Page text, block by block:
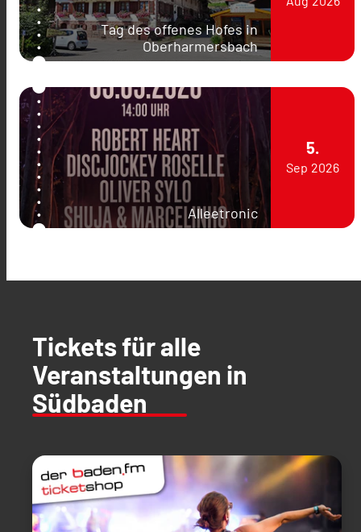
Tag des offenes Hofes in
Oberharmersbach
Alleetronic
5.
Sep 2026
Tickets für alle
Veranstaltungen in
Südbaden